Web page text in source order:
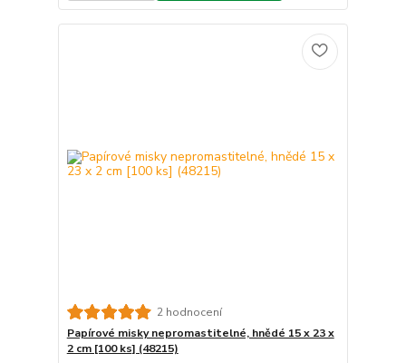
2 hodnocení
Papírové misky nepromastitelné, hnědé 15 x 23 x
2 cm [100 ks] (48215)